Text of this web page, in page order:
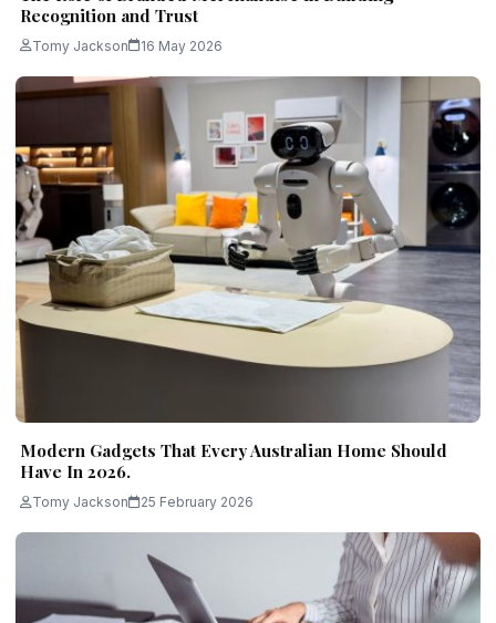
Recognition and Trust
Tomy Jackson 16 May 2026
Modern Gadgets That Every Australian Home Should
Have In 2026.
Tomy Jackson 25 February 2026